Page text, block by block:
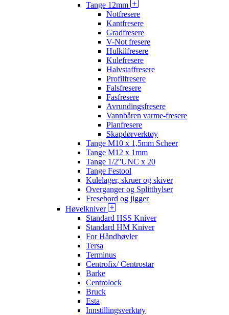
Tange 12mm
Notfresere
Kantfresere
Gradfresere
V-Not fresere
Hulkilfresere
Kulefresere
Halvstaffresere
Profilfresere
Falsfresere
Fasfresere
Avrundingsfresere
Vannbåren varme-fresere
Planfresere
Skapdørverktøy
Tange M10 x 1,5mm Scheer
Tange M12 x 1mm
Tange 1/2''UNC x 20
Tange Festool
Kulelager, skruer og skiver
Overganger og Splitthylser
Fresebord og jigger
Høvelkniver
Standard HSS Kniver
Standard HM Kniver
For Håndhøvler
Tersa
Terminus
Centrofix/ Centrostar
Barke
Centrolock
Bruck
Esta
Innstillingsverktøy